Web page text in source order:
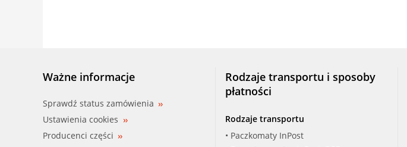
Ważne informacje
Sprawdź status zamówienia
Ustawienia cookies
Producenci części
Rodzaje transportu i sposoby
płatności
Rodzaje transportu
• Paczkomaty InPost